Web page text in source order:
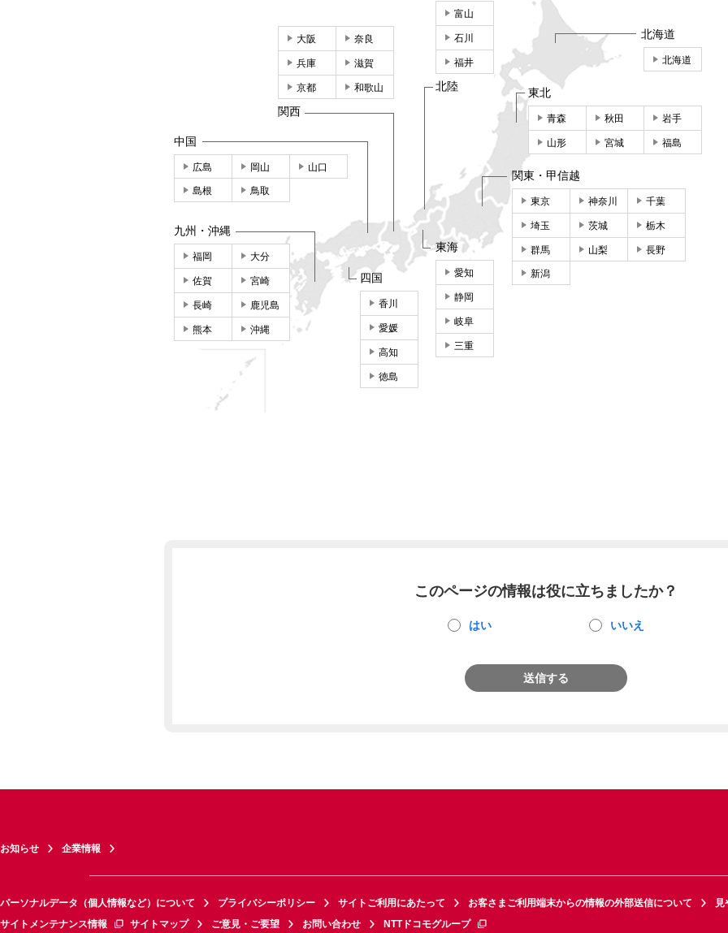
北海道
北海道
東北
青森 秋田 岩手
山形 宮城 福島
関東・甲信越
東京 神奈川 千葉
埼玉 茨城 栃木
群馬 山梨 長野
新潟
東海
愛知
静岡
岐阜
三重
富山
石川
福井
北陸
大阪 奈良
兵庫 滋賀
京都 和歌山
関西
中国
広島 岡山 山口
島根 鳥取
四国
香川
愛媛
高知
徳島
九州・沖縄
福岡 大分
佐賀 宮崎
長崎 鹿児島
熊本 沖縄
このページの情報は役に立ちましたか？
はい いいえ
送信する
お知らせ 企業情報
パーソナルデータ（個人情報など）について プライバシーポリシー サイトご利用にあたって お客さまご利用端末からの情報の外部送信について
見
サイトメンテナンス情報
サイトマップ ご意見・ご要望 お問い合わせ NTTドコモグループ